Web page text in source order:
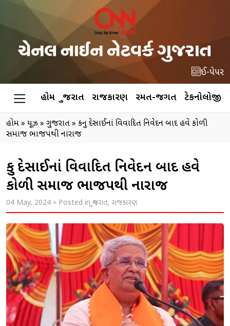
ઈ-પેપર
હોમ ગુજરાત રાજકારણ રમત-જગત ટેકનોલોજી
હોમ» ન્યૂઝ » ગુજરાત» કનુ દેસાઈનાં વિવાદિત નિવેદન બાદ હવે કોળી
સમાજ ભાજપથી નારાજ
કનુ દેસાઈનાં વિવાદિત નિવેદન બાદ હવે
કોળી સમાજ ભાજપથી નારાજ
04 May, 2024 Posted inગુજરાત, રાજકારણ